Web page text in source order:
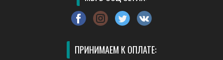
ПРИНИМАЕМ К ОПЛАТЕ: